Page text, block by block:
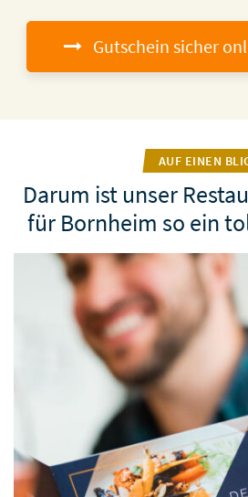
Gutschein sicher
AUF EINEN
Darum ist unser
für Bornheim so ein